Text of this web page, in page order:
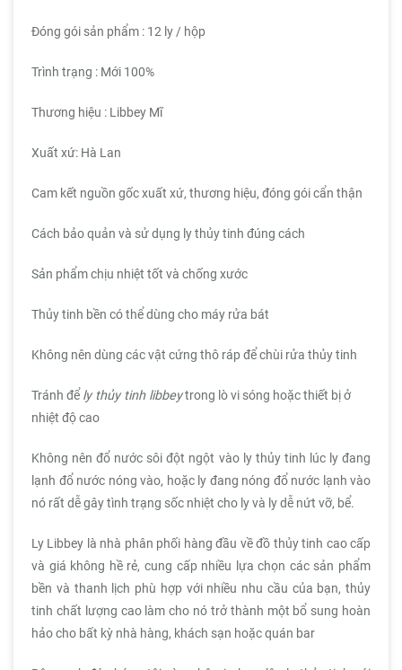
Đóng gói sản phẩm : 12 ly / hộp
Trình trạng : Mới 100%
Thương hiệu : Libbey Mĩ
Xuất xứ: Hà Lan
Cam kết nguồn gốc xuất xứ, thương hiệu, đóng gói cẩn thận
Cách bảo quản và sử dụng ly thủy tinh đúng cách
Sản phẩm chịu nhiệt tốt và chống xước
Thủy tinh bền có thể dùng cho máy rửa bát
Không nên dùng các vật cứng thô ráp để chùi rửa thủy tinh
Tránh để ly thủy tinh libbeytrong lò vi sóng hoặc thiết bị ở
nhiệt độ cao
Không nên đổ nước sôi đột ngột vào ly thủy tinh lúc ly đang
lạnh đổ nước nóng vào, hoặc ly đang nóng đổ nước lạnh vào
nó rất dễ gây tình trạng sốc nhiệt cho ly và ly dễ nứt vỡ, bể.
Ly Libbey là nhà phân phối hàng đầu về đồ thủy tinh cao cấp
và giá không hề rẻ, cung cấp nhiều lựa chọn các sản phẩm
bền và thanh lịch phù hợp với nhiều nhu cầu của bạn, thủy
tinh chất lượng cao làm cho nó trở thành một bổ sung hoàn
hảo cho bất kỳ nhà hàng, khách sạn hoặc quán bar